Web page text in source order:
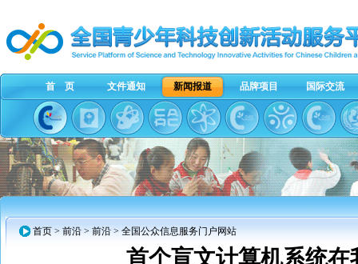
首 页 文件通知 新闻报道 品牌项目 国际交流
首页 > 前沿 > 前沿 > 全国公众信息服务门户网站
首个盲文计算机系统在